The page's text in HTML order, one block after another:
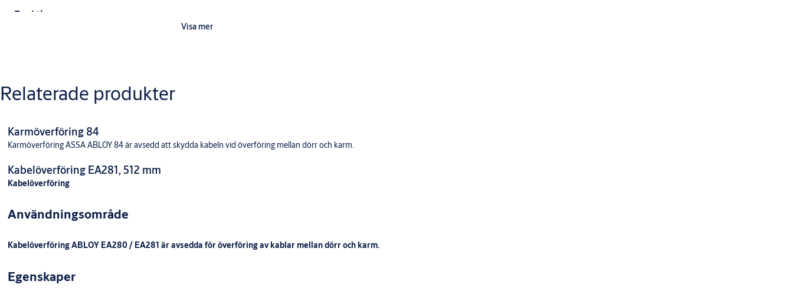
Funktion
Visa mer
Relaterade produkter
Karmöverföring 84
Karmöverföring ASSA ABLOY 84 är avsedd att skydda kabeln vid överföring mellan dörr och karm.
Kabelöverföring EA281, 512 mm
Kabelöverföring
Användningsområde
Kabelöverföring ABLOY EA280 / EA281 är avsedda för överföring av kablar mellan dörr och karm.
Egenskaper